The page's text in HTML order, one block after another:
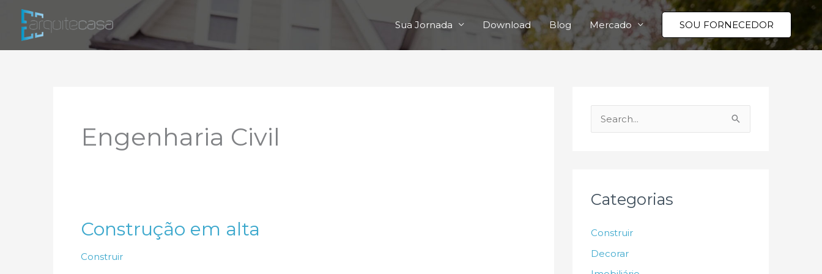
Sua Jornada Download Blog Mercado SOU FORNECEDOR
Engenharia Civil
Construção em alta
Construir
e
i
r
Categorias
Construir
Decorar